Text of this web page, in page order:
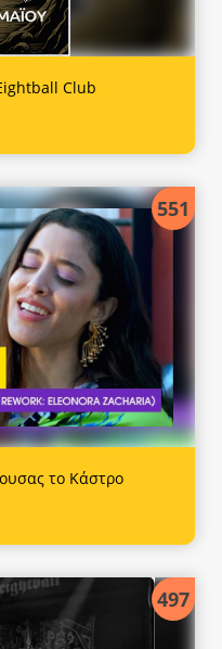
Club
551
το Κάστρο
497